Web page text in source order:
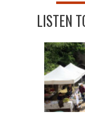
LISTEN